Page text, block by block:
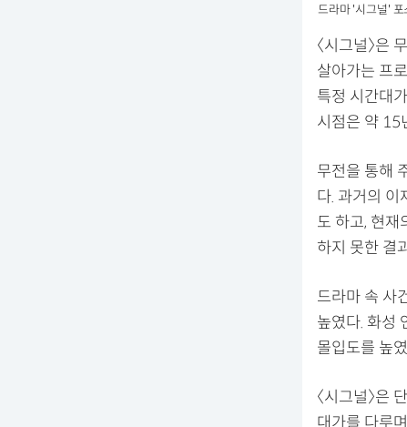
드라마 '시그널'
〈시그널〉
살아가는 프
특정 시간대
시점은 약 15
무전을 통해
다. 과거의 이
도 하고, 현재
하지 못한 결
드라마 속 사
높였다. 화성
몰입도를 높
〈시그널〉은
대가를 다루